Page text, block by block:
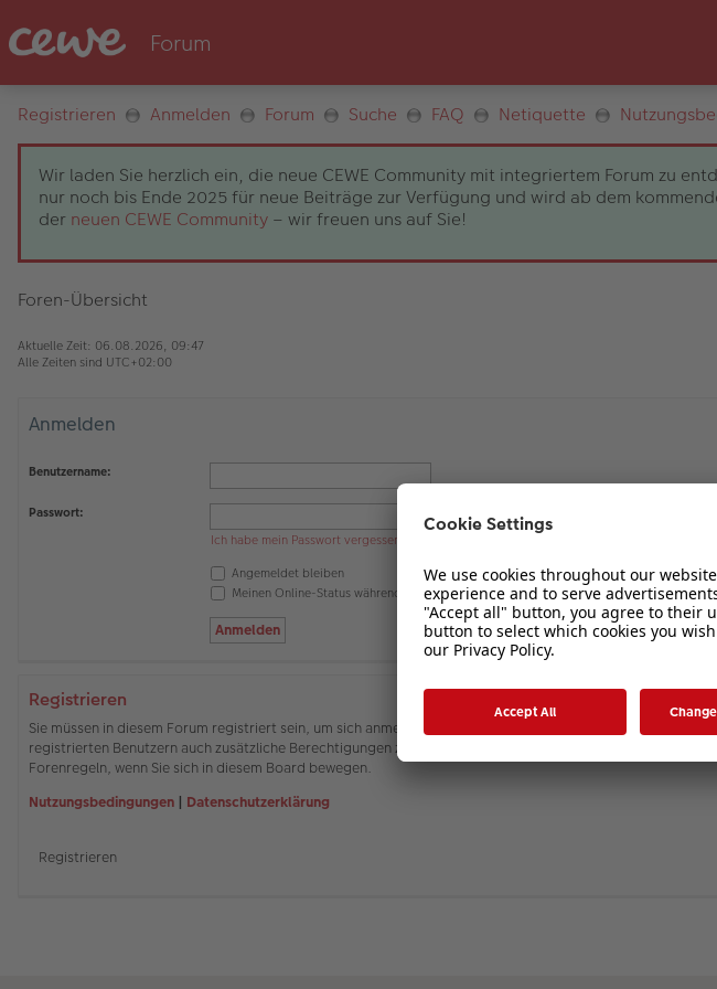
Registrieren Anmelden Forum Suche FAQ Netiquette
Wir laden Sie herzlich ein, die neue CEWE Community mit integriertem Forum zu
nur noch bis Ende 2025 für neue Beiträge zur Verfügung und wird ab dem
der neuen CEWE Community – wir freuen uns auf Sie!
Foren-Übersicht
Aktuelle Zeit: 06.08.2026, 09:47
Alle Zeiten sind UTC+02:00
Anmelden
Benutzername:
Passwort:
Ich habe mein Passwort vergessen
Angemeldet bleiben
Meinen Online-Status während dieser Sitzung verbergen
Registrieren
Sie müssen in diesem Forum registriert sein, um sich anmelden zu können. Die Registrierung ist in
registrierten Benutzern auch zusätzliche Berechtigungen zuweisen. Beachten Sie bitte unsere
Forenregeln, wenn Sie sich in diesem Board bewegen.
Nutzungsbedingungen | Datenschutzerklärung
Registrieren